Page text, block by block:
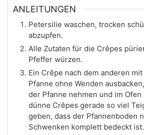
ANLEITUNGEN
Petersilie waschen, trocken
abzupfen.
Alle Zutaten für die Crêpes
Pfeffer würzen.
Ein Crêpe nach dem anderen
Pfanne ohne Wenden
der Pfanne nehmen und im
dünne Crêpes gerade so viel
geben, dass der Pfannenboden
Schwenken komplett bedeckt ist.